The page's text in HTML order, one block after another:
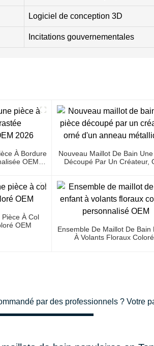
Logiciel de conception 3D
Incitations gouvernementales
À Bordure
OEM
Nouveau Maillot De Bain
Découpé Par Un Créateur,
À Col
OEM
Ensemble De Maillot De Bain
À Volants Floraux
par des professionnels ? Votre